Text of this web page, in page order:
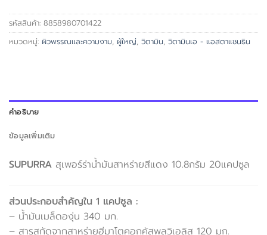
รหัสสินค้า: 8858980701422
หมวดหมู่: ผิวพรรณและความงาม, ผู้ใหญ่, วิตามิน, วิตามินเอ - แอสตาแซนธิน
คำอธิบาย
ข้อมูลเพิ่มเติม
SUPURRA สุเพอร์ร่าน้ำมันสาหร่ายสีแดง 10.8กรัม 20แคปซูล
ส่วนประกอบสำคัญใน 1 แคปซูล :
– น้ำมันเมล็ดองุ่น 340 มก.
– สารสกัดจากสาหร่ายฮีมาโตคอกคัสพลูวิเอลิส 120 มก.